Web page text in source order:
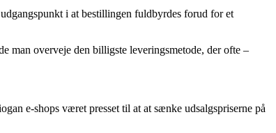
i at bestillingen fuldbyrdes forud for et
man overveje den billigste leveringsmetode, der ofte –
e-shops været presset til at at sænke udsalgspriserne på